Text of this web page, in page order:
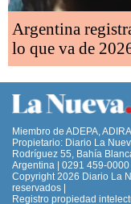
Argentina
lo que va de
Miembro de ADEPA,
Propietario: Diario La
Rodríguez 55, Bahía
Argentina | 0291 459-
Copyright 2026 Diario La
reservados |
Registro propiedad